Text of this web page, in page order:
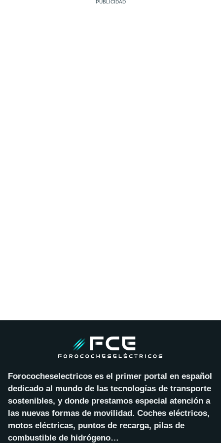
Forococheselectricos es el primer portal en español
dedicado al mundo de las tecnologías de transporte
sostenibles, y donde prestamos especial atención a
las nuevas formas de movilidad. Coches eléctricos,
motos eléctricas, puntos de recarga, pilas de
combustible de hidrógeno…